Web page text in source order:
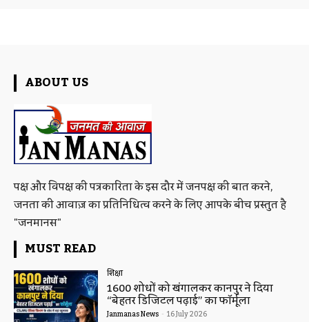
ABOUT US
पक्ष और विपक्ष की पत्रकारिता के इस दौर में जनपक्ष की बात करने,
जनता की आवाज़ का प्रतिनिधित्व करने के लिए आपके बीच प्रस्तुत है
"जनमानस"
MUST READ
शिक्षा
1600 शोधों को खंगालकर कानपुर ने दिया
“बेहतर डिजिटल पढ़ाई” का फॉर्मूला
Janmanas News - 16 July 2026